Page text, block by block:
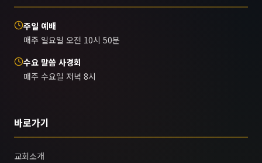
주일 예배
매주 일요일 오전 10시 50분
수요 말씀 사경회
매주 수요일 저녁 8시
바로가기
교회소개